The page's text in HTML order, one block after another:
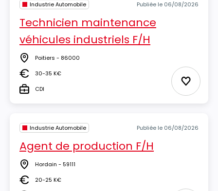
Industrie Automobile Publiée le 06/08/2026
Technicien maintenance
véhicules industriels F/H
Lieu Poitiers - 86000
Salaire30-35 K€
TypeCDI Ajouter
Industrie Automobile Publiée le 06/08/2026
Agent de production F/H
Lieu Hordain - 59111
Salaire20-25 K€